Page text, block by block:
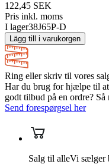
122,45 SEK
Pris inkl. moms
I lager38J65P-D
Lägg till i varukorgen
Ring eller skriv til vores
Har du brug for hjælpe til
godt tilbud på en ordre?
Send forespørgsel her
Salg til alleVi sælger